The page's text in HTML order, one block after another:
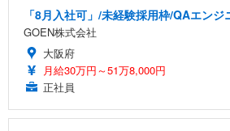
「8月入社可」/未経験採用枠/QAエン
GOEN株式会社
大阪府
月給30万円～51万8,000円
正社員